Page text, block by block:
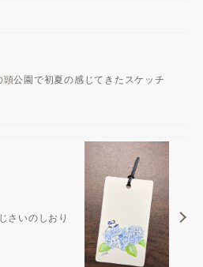
頭公園で初夏の感じてきたスケッチ
さいのしおり